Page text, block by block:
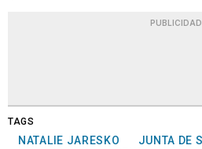
PUBLICIDAD
TAGS
NATALIE JARESKO
JUNTA DE